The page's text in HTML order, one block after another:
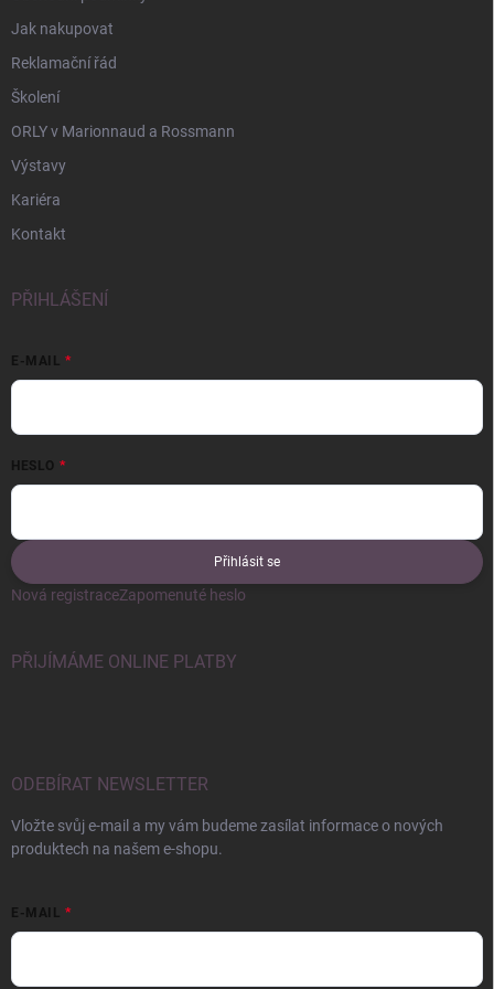
Jak nakupovat
Reklamační řád
Školení
ORLY v Marionnaud a Rossmann
Výstavy
Kariéra
Kontakt
PŘIHLÁŠENÍ
E-MAIL
HESLO
Přihlásit se
Nová registraceZapomenuté heslo
PŘIJÍMÁME ONLINE PLATBY
ODEBÍRAT NEWSLETTER
Vložte svůj e-mail a my vám budeme zasílat informace o nových
produktech na našem e-shopu.
E-MAIL